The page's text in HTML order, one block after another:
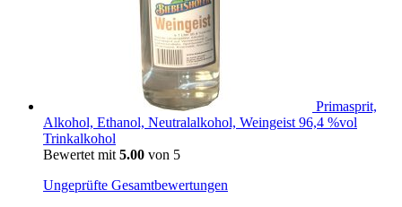
Primasprit,
Alkohol, Ethanol, Neutralalkohol, Weingeist 96,4 %vol
Trinkalkohol
Bewertet mit 5.00 von 5
Ungeprüfte Gesamtbewertungen